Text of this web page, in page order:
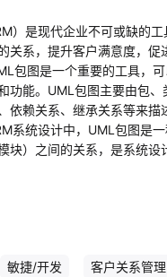
）是现代企业不可或缺的工
关系，提升客户满意度，促
包图是一个重要的工具，
功能。UML包图主要由包、
依赖关系、继承关系等来描
系统设计中，UML包图是
块）之间的关系，是系统设
敏捷/开发 客户关系管